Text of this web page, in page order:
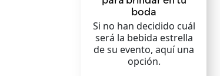
boda
Si no han decidido cuál
será la bebida estrella
de su evento, aquí una
opción.